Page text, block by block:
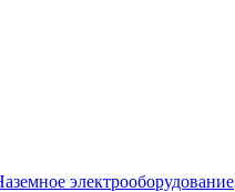
электрооборудование